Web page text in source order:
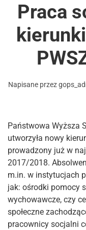
Praca
Napisane przez
Państwowa Wyższa
utworzyła nowy
prowadzony już w
2017/2018.
m.in. w instytucjach
jak: ośrodki pomocy
wychowawcze, czy
społeczne
pracownicy socjalni